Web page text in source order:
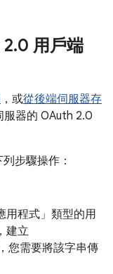
.0 用戶端
，或從後端伺服器存
服器的 OAuth 2.0
步驟操作：
程式」 類型的用
建立
您需要將該字串傳